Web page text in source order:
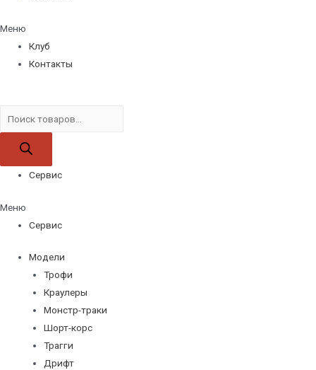
Меню
Клуб
Контакты
товаров
Сервис
Меню
Сервис
Модели
Трофи
Краулеры
Монстр-траки
Шорт-корс
Трагги
Дрифт